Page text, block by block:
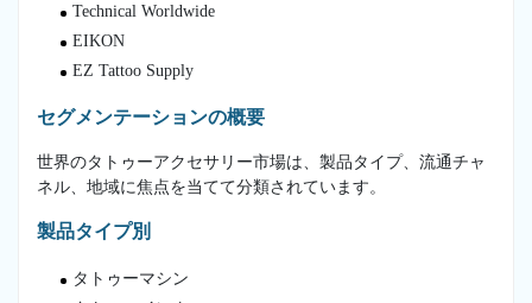
Technical Worldwide
EIKON
EZ Tattoo Supply
セグメンテーションの概要
世界のタトゥーアクセサリー市場は、製品タイプ、流通チャ
ネル、地域に焦点を当てて分類されています。
製品タイプ別
タトゥーマシン